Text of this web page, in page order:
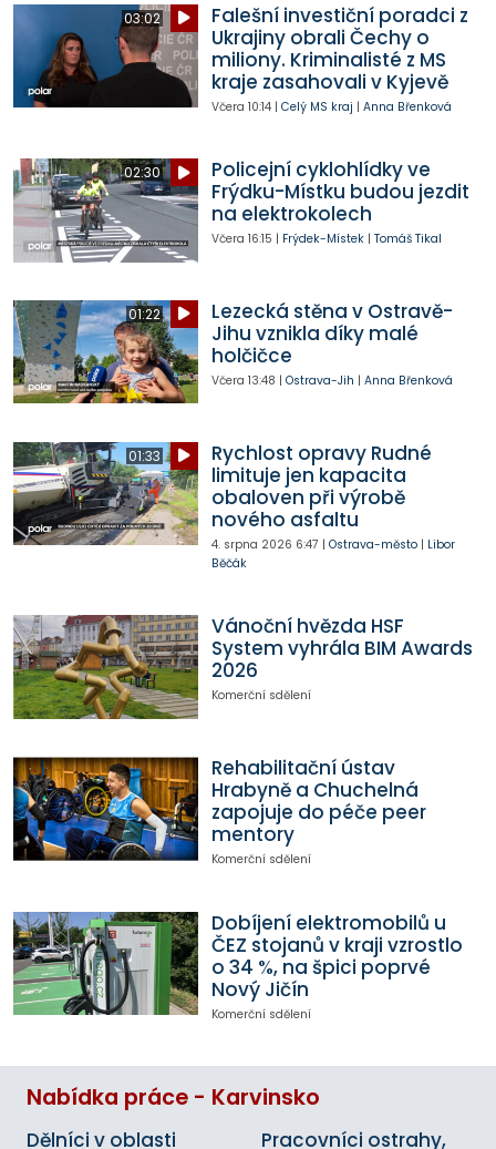
03:02
Falešní investiční poradci z
Ukrajiny obrali Čechy o
miliony. Kriminalisté z MS
kraje zasahovali v Kyjevě
Včera 10:14| Celý MS kraj | Anna Břenková
02:30
Policejní cyklohlídky ve
Frýdku-Místku budou jezdit
na elektrokolech
Včera 16:15 | Frýdek-Místek| Tomáš Tikal
01:22
Lezecká stěna v Ostravě-
Jihu vznikla díky malé
holčičce
Včera 13:48 | Ostrava-Jih | Anna Břenková
01:33
Rychlost opravy Rudné
limituje jen kapacita
obaloven při výrobě
nového asfaltu
4. srpna 2026 6:47 | Ostrava-město| Libor
Běčák
Vánoční hvězda HSF
System vyhrála BIM Awards
2026
Komerční sdělení
Rehabilitační ústav
Hrabyně a Chuchelná
zapojuje do péče peer
mentory
Komerční sdělení
Dobíjení elektromobilů u
ČEZ stojanů v kraji vzrostlo
o 34 %, na špici poprvé
Nový Jičín
Komerční sdělení
Nabídka práce - Karvinsko
Dělníci v oblasti
Pracovníci ostrahy,